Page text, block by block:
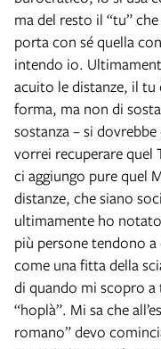
ma del resto il “tu”
porta con sé quella
intendo io.
acuito le distanze, il
forma, ma non di
sostanza – si
vorrei recuperare quel
ci aggiungo pure quel
distanze, che siano
ultimamente ho
più persone tendono
come una fitta della
di quando mi scopro a
“hoplà”. Mi sa che
romano” devo